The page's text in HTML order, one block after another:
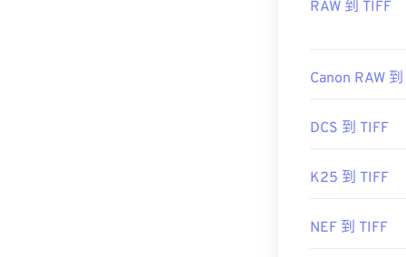
RAW 到 TIFF
Canon RAW
DCS 到 TIFF
K25 到 TIFF
NEF 到 TIFF